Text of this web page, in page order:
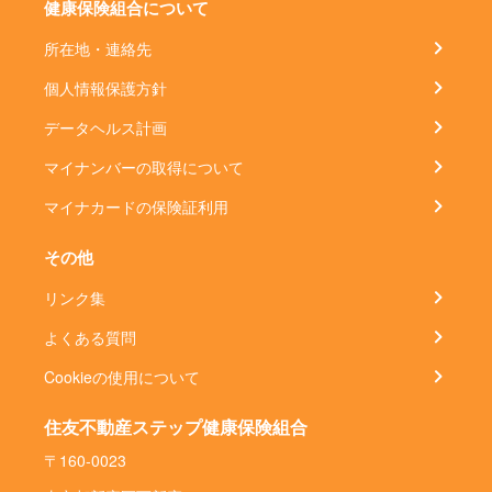
健康保険組合について
所在地・連絡先
個人情報保護方針
データヘルス計画
マイナンバーの取得について
マイナカードの保険証利用
その他
リンク集
よくある質問
Cookieの使用について
住友不動産ステップ健康保険組合
〒160-0023